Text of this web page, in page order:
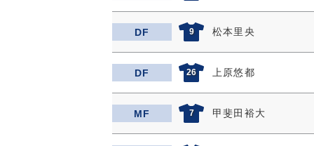
DF 9 松本里央
DF 26 上原悠都
MF 7 甲斐田裕大